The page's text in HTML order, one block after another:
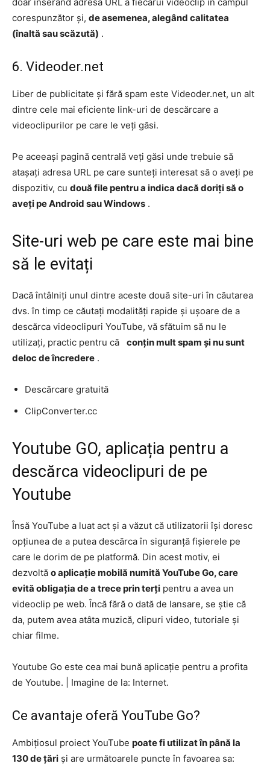
corespunzător și, de asemenea, alegând calitatea
(înaltă sau scăzută) .
6. Videoder.net
Liber de publicitate și fără spam este Videoder.net, un alt
dintre cele mai eficiente link-uri de descărcare a
videoclipurilor pe care le veți găsi.
Pe aceeași pagină centrală veți găsi unde trebuie să
atașați adresa URL pe care sunteți interesat să o aveți pe
dispozitiv, cu două file pentru a indica dacă doriți să o
aveți pe Android sau Windows .
Site-uri web pe care este mai bine
să le evitați
Dacă întâlniți unul dintre aceste două site-uri în căutarea
dvs. în timp ce căutați modalități rapide și ușoare de a
descărca videoclipuri YouTube, vă sfătuim să nu le
utilizați, practic pentru că conțin mult spam și nu sunt
deloc de încredere .
Descărcare gratuită
ClipConverter.cc
Youtube GO, aplicația pentru a
descărca videoclipuri de pe
Youtube
Însă YouTube a luat act și a văzut că utilizatorii își doresc
opțiunea de a putea descărca în siguranță fișierele pe
care le dorim de pe platformă. Din acest motiv, ei
dezvoltă o aplicație mobilă numită YouTube Go, care
evită obligația de a trece prin terți pentru a avea un
videoclip pe web. Încă fără o dată de lansare, se știe că
da, putem avea atâta muzică, clipuri video, tutoriale și
chiar filme.
Youtube Go este cea mai bună aplicație pentru a profita
de Youtube.
Imagine de la: Internet.
Ce avantaje oferă YouTube Go?
Ambițiosul proiect YouTube poate fi utilizat în până la
130 de țări și are următoarele puncte în favoarea sa: